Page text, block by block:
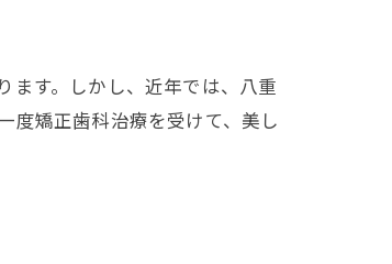
ます。しかし、近年では、八重
度矯正歯科治療を受けて、美し